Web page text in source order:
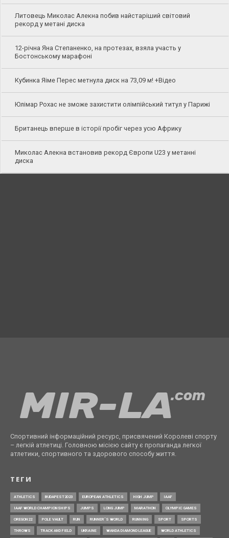
Литовець Миколас Алекна побив найстаріший світовий
рекорд у метані диска
12-річна Яна Степаненко, на протезах, взяла участь у
Бостонському марафоні
Кубинка Яіме Перес метнула диск на 73,09 м! +Відео
Юлімар Рохас не зможе захистити олімпійський титул у Парижі
Британець вперше в історії пробіг через усю Африку
Миколас Алекна встановив рекорд Європи U23 у метанні
диска
Спортивний інформаційний ресурс, присвячений Королеві спорту
– легкій атлетиці. Головною місією сайту є пропаганда легкої
атлетики, спортивного та здорового способу життя.
ТЕГИ
ATHLETICS BUDAPEST2023 EUROPEAN ATHLETICS HIGH JUMP IAAF
IAAF WORLD CHAMPIONSHIPS JUMPS LONG JUMP MARATHON OLYMPIC GAMES
OREGON22 POLE VAULT RUN RUNNER’S WORLD RUNNING SPORT SPORTS
THROWS TRACK AND FIELD UKRAINE WANDA DIAMOND LEAGUE WORLD ATHLETICS